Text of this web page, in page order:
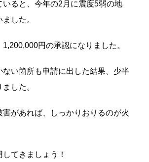
いると、今年の2月に震度5弱の地
した。
円の承認になりました。
ない箇所も申請に出した結果、少半
した。
害があれば、しっかりおりるのが火
てきましょう！